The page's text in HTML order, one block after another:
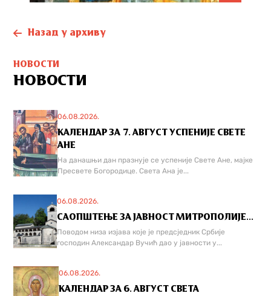
Назад у архиву
НОВОСТИ
НОВОСТИ
06.08.2026.
КАЛЕНДАР ЗА 7. АВГУСТ УСПЕНИЈЕ СВЕТЕ
АНЕ
На данашњи дан празнује се успеније Свете Ане, мајке
Пресвете Богородице. Света Ана је...
06.08.2026.
САОПШТЕЊЕ ЗА ЈАВНОСТ МИТРОПОЛИЈЕ...
Поводом низа изјава које је предсједник Србије
господин Александар Вучић дао у јавности у...
06.08.2026.
КАЛЕНДАР ЗА 6. АВГУСТ СВЕТА